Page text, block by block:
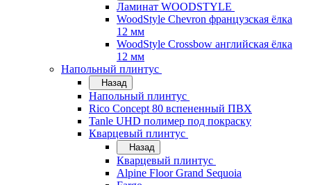
Ламинат WOODSTYLE
WoodStyle Chevron французская ёлка
12 мм
WoodStyle Crossbow английская ёлка
12 мм
Напольный плинтус
Назад
Напольный плинтус
Rico Concept 80 вспененный ПВХ
Tanle UHD полимер под покраску
Кварцевый плинтус
Назад
Кварцевый плинтус
Alpine Floor Grand Sequoia